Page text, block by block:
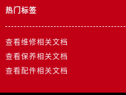
热门标签
查看维修相关文档
查看保养相关文档
查看配件相关文档